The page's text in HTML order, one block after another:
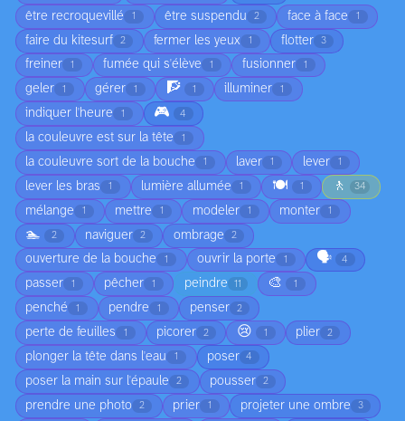
être recroquevillé 1 être suspendu 2 face à face 1
faire du kitesurf 2 fermer les yeux 1 flotter 3
freiner 1 fumée qui s'élève 1 fusionner 1
geler 1 gérer 1 🧗 1 illuminer 1
indiquer l'heure 1 🎮 4
la couleuvre est sur la tête 1
la couleuvre sort de la bouche 1 laver 1 lever 1
lever les bras 1 lumière allumée 1 🍽️ 1 🚶 34
mélange 1 mettre 1 modeler 1 monter 1
🏊 2 naviguer 2 ombrage 2
ouverture de la bouche 1 ouvrir la porte 1 🗣️ 4
passer 1 pêcher 1 peindre 11 🎨 1
penché 1 pendre 1 penser 2
perte de feuilles 1 picorer 2 😢 1 plier 2
plonger la tête dans l'eau 1 poser 4
poser la main sur l'épaule 2 pousser 2
prendre une photo 2 prier 1 projeter une ombre 3